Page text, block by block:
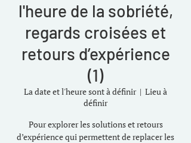
l'heure de la sobriété,
regards croisées et
retours d’expérience
(1)
La date et l'heure sont à définir
  |
Lieu à
définir
Pour explorer les solutions et retours
d’expérience qui permettent de replacer les